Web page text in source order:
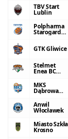
Wielkopolski
TBV Start
Lublin
Polpharma
Starogard
Gdański
GTK Gliwice
Stelmet
Enea BC
MKS
Dąbrowa
Górnicza
Anwil
Włocławek
Miasto Szkła
Krosno